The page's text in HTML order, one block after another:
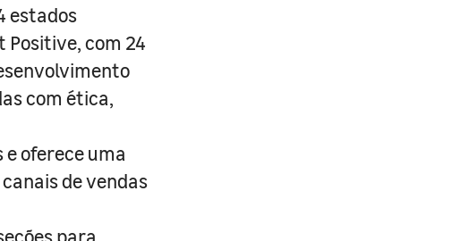
estados
Positive, com 24
com ética,
e oferece uma
de vendas
para